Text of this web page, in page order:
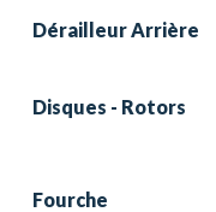
Dérailleur Arrière
Disques - Rotors
Fourche